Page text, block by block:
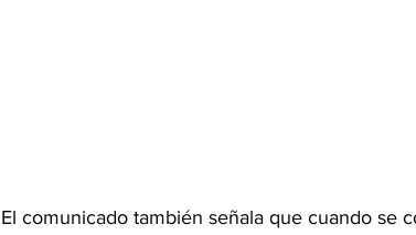
El comunicado también señala que cuando se